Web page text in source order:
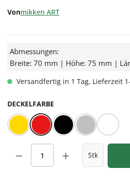
Vonmikken ART
Abmessungen:
Breite: 70 mm | Höhe: 75 mm |
Versandfertig in 1 Tag, Lieferzeit
DECKELFARBE
Gold Rot/Weiß kariert
Schwarz Silber Weiß
Produkt Anzahl: Gib
Stk